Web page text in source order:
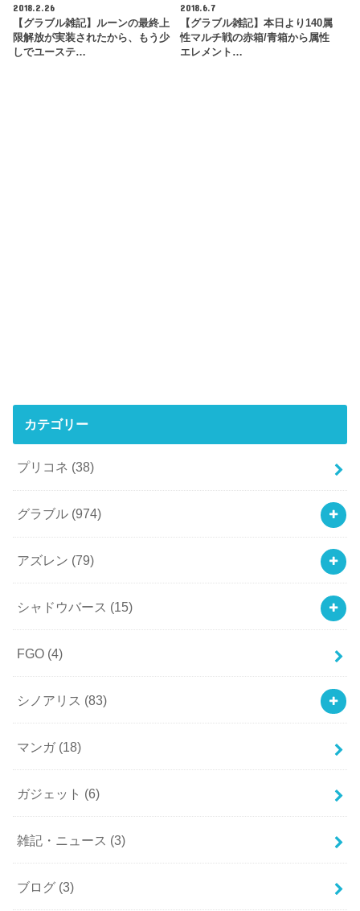
2018.2.26
【グラブル雑記】ルーンの最終上
限解放が実装されたから、もう少
しでユーステ…
2018.6.7
【グラブル雑記】本日より140属
性マルチ戦の赤箱/青箱から属性
エレメント…
カテゴリー
プリコネ (38)
グラブル (974)
アズレン (79)
シャドウバース (15)
FGO (4)
シノアリス (83)
マンガ (18)
ガジェット (6)
雑記・ニュース (3)
ブログ (3)